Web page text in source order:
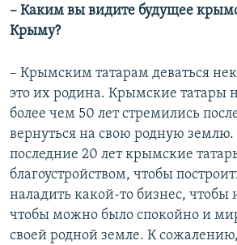
– Каким вы видите будущее
Крыму?
– Крымским татарам деваться
это их родина. Крымские татары
более чем 50 лет стремились
вернуться на свою родную землю.
последние 20 лет крымские
благоустройством, чтобы
наладить какой-то бизнес, чтобы
чтобы можно было спокойно и
своей родной земле. К